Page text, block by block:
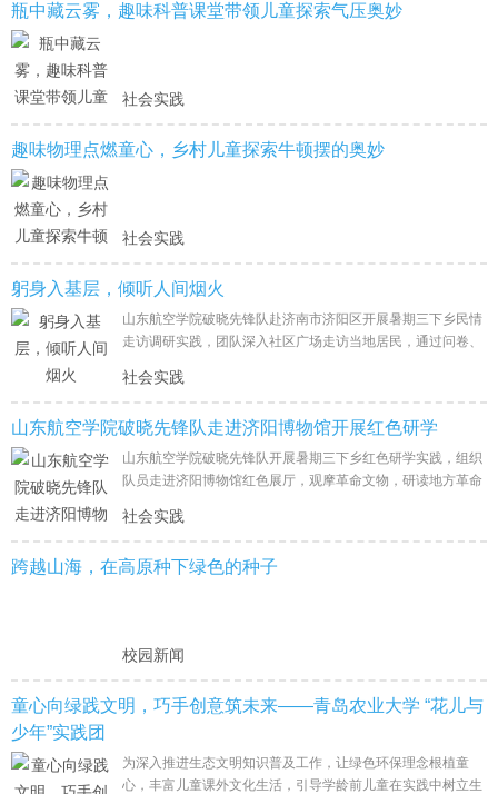
瓶中藏云雾，趣味科普课堂带领儿童探索气压奥妙
社会实践
趣味物理点燃童心，乡村儿童探索牛顿摆的奥妙
社会实践
躬身入基层，倾听人间烟火
山东航空学院破晓先锋队赴济南市济阳区开展暑期三下乡民情
走访调研实践，团队深入社区广场走访当地居民，通过问卷、
民生发
社会实践
山东航空学院破晓先锋队走进济阳博物馆开展红色研学
山东航空学院破晓先锋队开展暑期三下乡红色研学实践，组织
队员走进济阳博物馆红色展厅，观摩革命文物，研读地方革命
红色思想教
社会实践
跨越山海，在高原种下绿色的种子
校园新闻
童心向绿践文明，巧手创意筑未来——青岛农业大学 “花儿与
少年”实践团
为深入推进生态文明知识普及工作，让绿色环保理念根植童
心，丰富儿童课外文化生活，引导学龄前儿童在实践中树立生